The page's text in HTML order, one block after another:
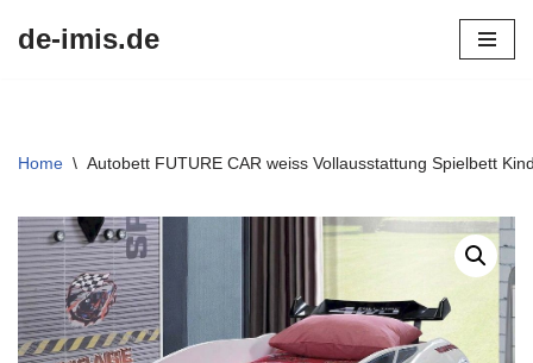
de-imis.de
Home \ Autobett FUTURE CAR weiss Vollausstattung Spielbett